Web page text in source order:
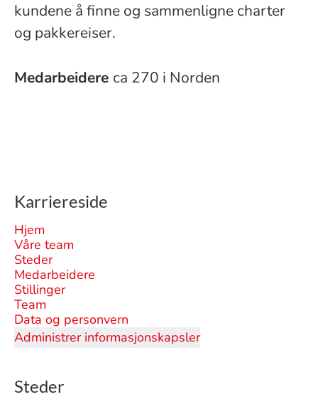
kundene å finne og sammenligne charter
og pakkereiser.
Medarbeidere ca 270 i Norden
Karriereside
Hjem
Våre team
Steder
Medarbeidere
Stillinger
Team
Data og personvern
Administrer informasjonskapsler
Steder